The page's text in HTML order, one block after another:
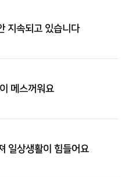
지속되고 있습니다
메스꺼워요
일상생활이 힘들어요